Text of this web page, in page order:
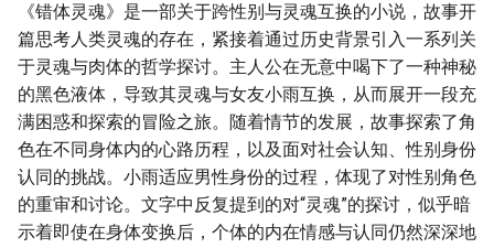
《错体灵魂》是一部关于跨性别与灵魂互换的小说，故事开
篇思考人类灵魂的存在，紧接着通过历史背景引入一系列关
于灵魂与肉体的哲学探讨。主人公在无意中喝下了一种神秘
的黑色液体，导致其灵魂与女友小雨互换，从而展开一段充
满困惑和探索的冒险之旅。随着情节的发展，故事探索了角
色在不同身体内的心路历程，以及面对社会认知、性别身份
认同的挑战。小雨适应男性身份的过程，体现了对性别角色
的重审和讨论。文字中反复提到的对“灵魂”的探讨，似乎暗
示着即使在身体变换后，个体的内在情感与认同仍然深深地